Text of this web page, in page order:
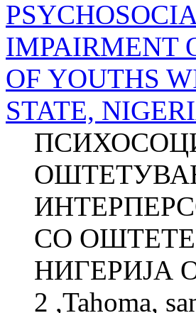
IMPAIRMENT
OF YOUTHS
STATE,
СО
НИГЕРИЈА
2 ,Tahoma,